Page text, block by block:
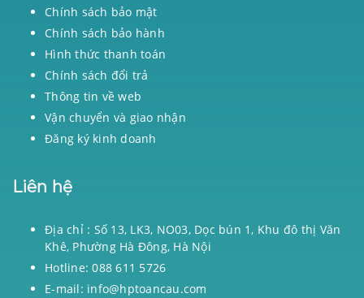
Chính sách bảo mật
Chính sách bảo hành
Hình thức thanh toán
Chính sách đổi trả
Thông tin về web
Vận chuyển và giao nhận
Đăng ký kinh doanh
Liên hệ
Địa chỉ : Số 13, LK3, NO03, Dọc bún 1, Khu đô thị Văn
Khê, Phường Hà Đông, Hà Nội
Hotline: 088 611 5726
E-mail: info@hptoancau.com